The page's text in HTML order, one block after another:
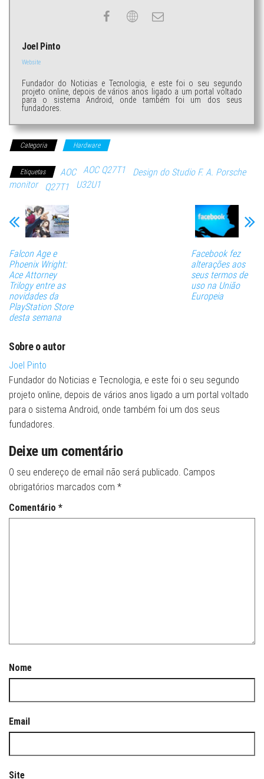
Joel Pinto
Website
Fundador do Noticias e Tecnologia, e este foi o seu segundo
projeto online, depois de vários anos ligado a um portal voltado
para o sistema Android, onde também foi um dos seus
fundadores.
Categoria Hardware
Etiquetas AOC AOC Q27T1
Design do Studio F. A. Porsche
monitor
Q27T1 U32U1
Falcon Age e
Phoenix Wright:
Ace Attorney
Trilogy entre as
novidades da
PlayStation Store
desta semana
Facebook fez
alterações aos
seus termos de
uso na União
Europeia
Sobre o autor
Joel Pinto
Fundador do Noticias e Tecnologia, e este foi o seu segundo
projeto online, depois de vários anos ligado a um portal voltado
para o sistema Android, onde também foi um dos seus
fundadores.
Deixe um comentário
O seu endereço de email não será publicado. Campos
obrigatórios marcados com *
Comentário *
Nome
Email
Site